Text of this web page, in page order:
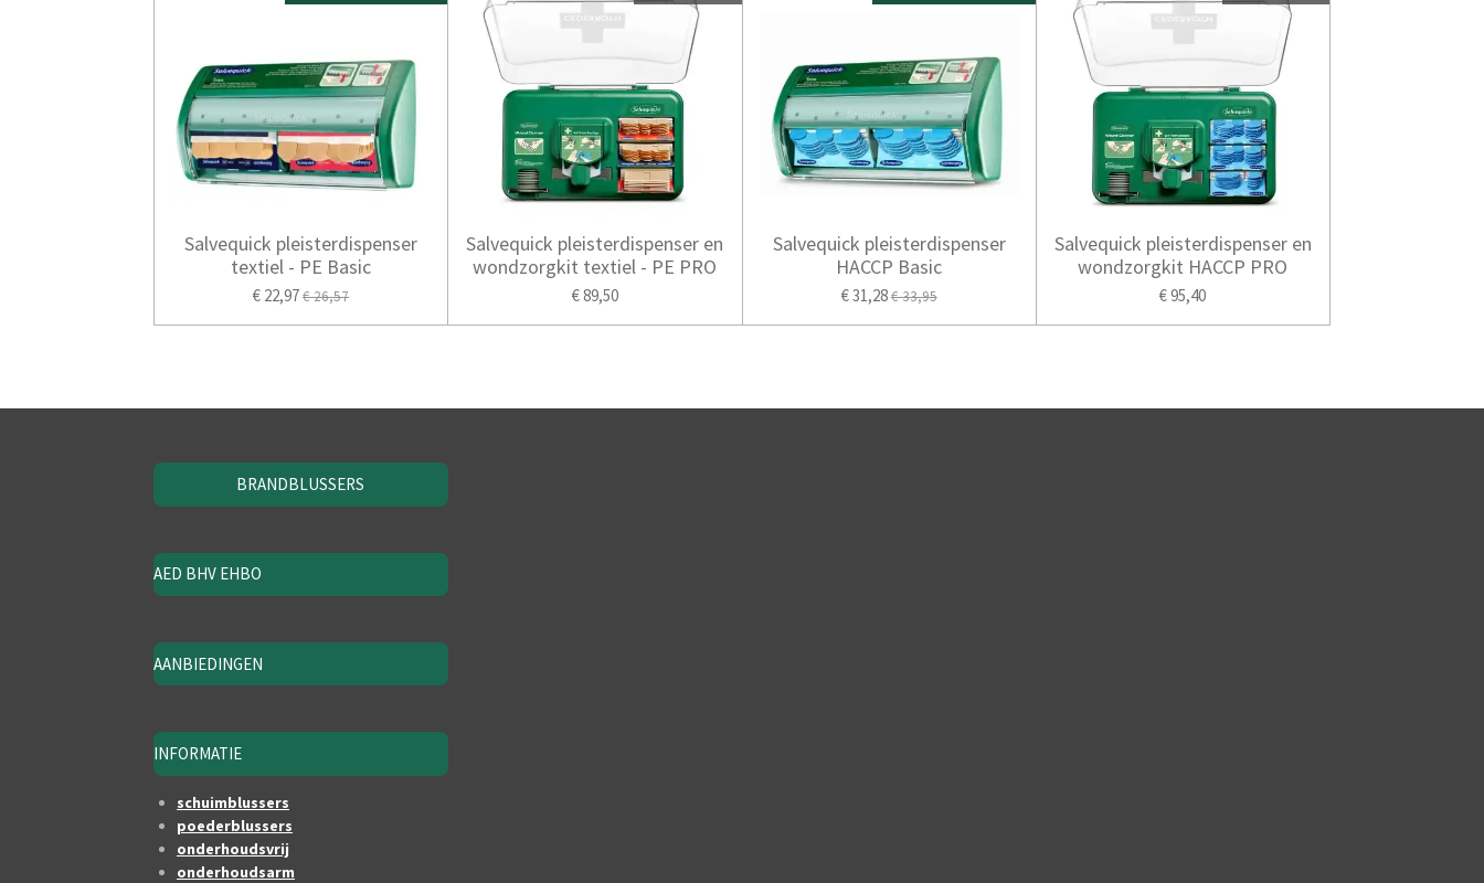
Salvequick pleisterdispenser
textiel - PE Basic
€ 22,97€ 26,57
Salvequick pleisterdispenser en
wondzorgkit textiel - PE PRO
€ 89,50
Salvequick pleisterdispenser
HACCP Basic
€ 31,28€ 33,95
Salvequick pleisterdispenser en
wondzorgkit HACCP PRO
€ 95,40
BRANDBLUSSERS
AED BHV EHBO
AANBIEDINGEN
INFORMATIE
schuimblussers
poederblussers
onderhoudsvrij
onderhoudsarm